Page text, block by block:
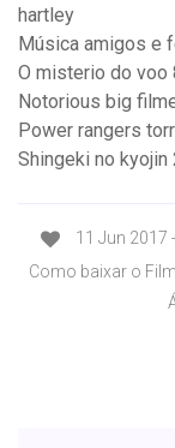
hartley
Música amigos e
O misterio do voo
Notorious big
Power rangers
Shingeki no
11 Jun
Como baixar o